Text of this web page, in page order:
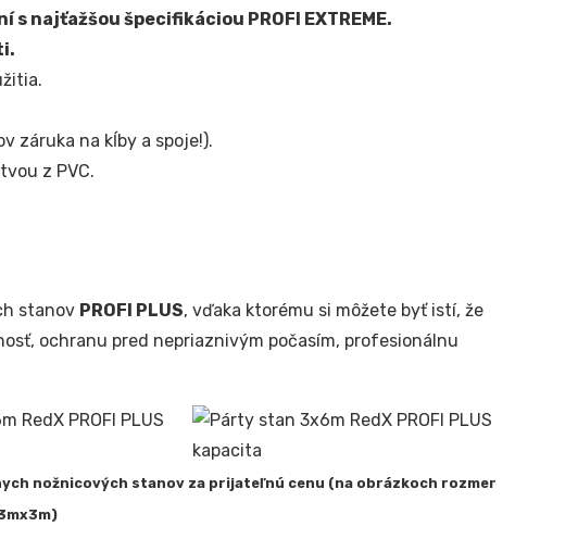
najťažšou špecifikáciou PROFI EXTREME.
záruka na kĺby a spoje!).
z PVC.
stanov PROFI PLUS, vďaka ktorému si môžete byť istí, že
ochranu pred nepriaznivým počasím, profesionálnu
nožnicových stanov za prijateľnú cenu (na obrázkoch rozmer